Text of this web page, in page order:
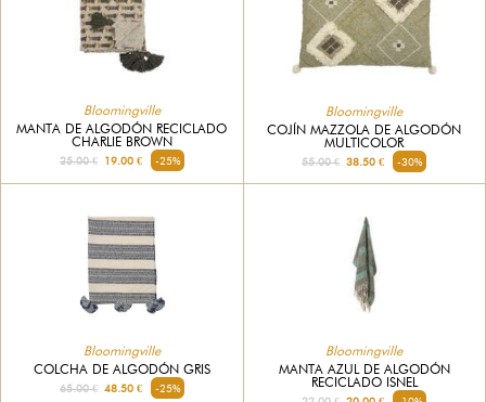
Bloomingville
MANTA DE ALGODÓN RECICLADO
CHARLIE BROWN
25.00 €19.00 € -25%
Bloomingville
COJÍN MAZZOLA DE ALGODÓN
MULTICOLOR
55.00 € 38.50 € -30%
Bloomingville
COLCHA DE ALGODÓN GRIS
65.00 €48.50 € -25%
Bloomingville
MANTA AZUL DE ALGODÓN
RECICLADO ISNEL